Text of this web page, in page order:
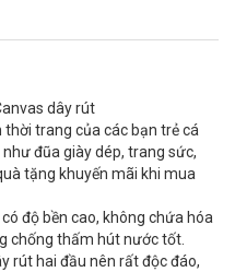
dây rút
trang của các bạn trẻ cá
đũa giày dép, trang sức,
tặng khuyến mãi khi mua
độ bền cao, không chứa hóa
chống thấm hút nước tốt.
rút hai đầu nên rất độc đáo,